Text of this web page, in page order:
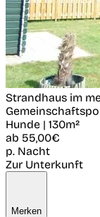
Strandhaus im
Hunde | 130m²
ab 55,00€
p. Nacht
Zur Unterkunft
Merken